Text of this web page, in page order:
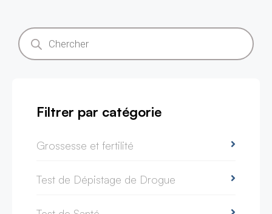
Filtrer par catégorie
Grossesse et fertilité
Test de Dépistage de Drogue